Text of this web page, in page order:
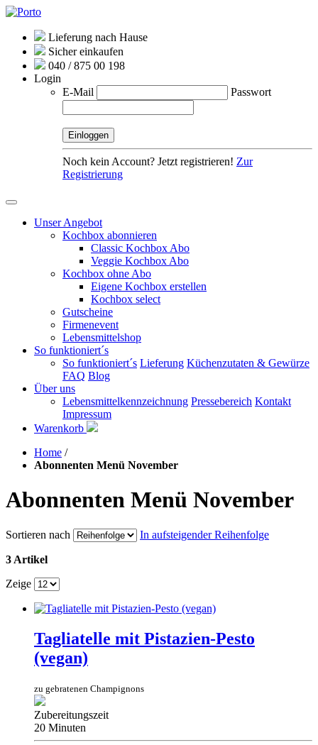
Lieferung nach Hause
Sicher einkaufen
040 / 875 00 198
Login
E-Mail
Passwort
Noch kein Account? Jetzt registrieren! Zur
Registrierung
Unser Angebot
Kochbox abonnieren
Classic Kochbox Abo
Veggie Kochbox Abo
Kochbox ohne Abo
Eigene Kochbox erstellen
Kochbox select
Gutscheine
Firmenevent
Lebensmittelshop
So funktioniert´s
So funktioniert´s Lieferung Küchenzutaten & Gewürze
FAQ Blog
Über uns
Lebensmittelkennzeichnung Pressebereich Kontakt
Impressum
Warenkorb
Home /
Abonnenten Menü November
Abonnenten Menü November
Sortieren nach In aufsteigender Reihenfolge
3 Artikel
Zeige
Tagliatelle mit Pistazien-Pesto
(vegan)
zu gebratenen Champignons
Zubereitungszeit
20 Minuten